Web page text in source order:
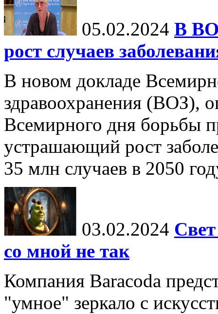
05.02.2024 В
рост случаев
В новом докладе
здравоохранения (ВОЗ),
Всемирного дня борьбы
устрашающий рост
35 млн случаев в 2050
03.02.2024
со мной не так
Компания Baracoda
"умное" зеркало с